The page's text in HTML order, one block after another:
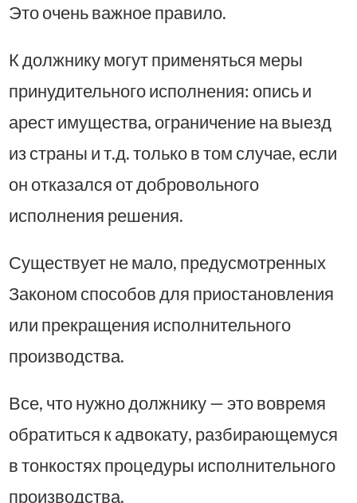
Это очень важное правило.
К должнику могут применяться меры
принудительного исполнения: опись и
арест имущества, ограничение на выезд
из страны и т.д. только в том случае, если
он отказался от добровольного
исполнения решения.
Существует не мало, предусмотренных
Законом способов для приостановления
или прекращения исполнительного
производства.
Все, что нужно должнику — это вовремя
обратиться к адвокату, разбирающемуся
в тонкостях процедуры исполнительного
производства.